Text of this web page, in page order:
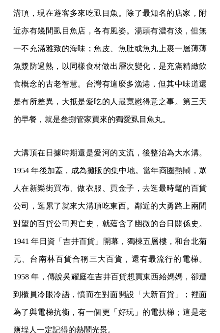
溝頂，現在遊客多來吃虱目魚。除了最知名的店家，附
近亦有幾間虱目魚店，各有風姿。湯頭有濃有淡，但無
一不充滿雅致的海味；魚皮、魚肚或魚丸上裹一層薄薄
魚漿防過熟，以同樣食材做出層次變化，是充滿精緻飲
食概念的古老智慧。台灣有這麼多漁港，但其中味道還
是有所差異，大抵是愛吃的人最寬慰得意之事。第三天
的早餐，就是叁捌管家買來的獨愛虱目魚丸。
大溝頂在日據時期還是愛河的支流，後整治為大水溝。
1954 年後加蓋，成為攤販的集中地。當年商圈熱鬧，眾
人在新樂街買布、做衣服、買金子，去逛最時髦的百貨
公司，逛累了就來大溝頂吃東西。鄰近的大勇路上兩間
對望的百貨公司興亡史，就蘊含了幽微的台日關係史。
1941 年日資「吉井百貨」開幕，獨棟五層樓，和台北菊
元、台南林百貨合稱三大百貨，還有最流行的電梯。
1958 年，傳說吳耀庭在吉井百貨想買東西給媽媽，卻遭
到櫃員冷眼冷語，憤而在對面開設「大新百貨」；裡面
為了與電梯抗衡，有一個更「好玩」的電扶梯；這是老
鹽埕人一定記得的熱鬧光景。